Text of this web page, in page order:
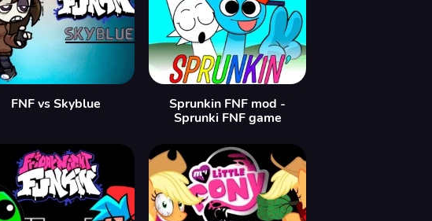
FNF vs Skyblue
Sprunkin FNF mod -
Sprunki FNF game